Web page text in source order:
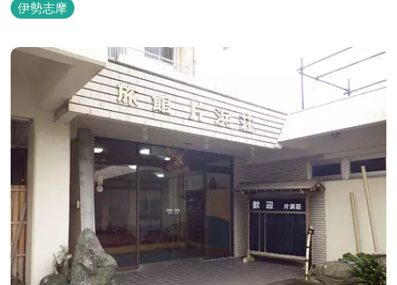
り！伊勢神宮・おかげ横丁まで最短40分！鳥羽十景にも選ばれた千
ない場所だからこそ、星空がき...
伊勢志摩